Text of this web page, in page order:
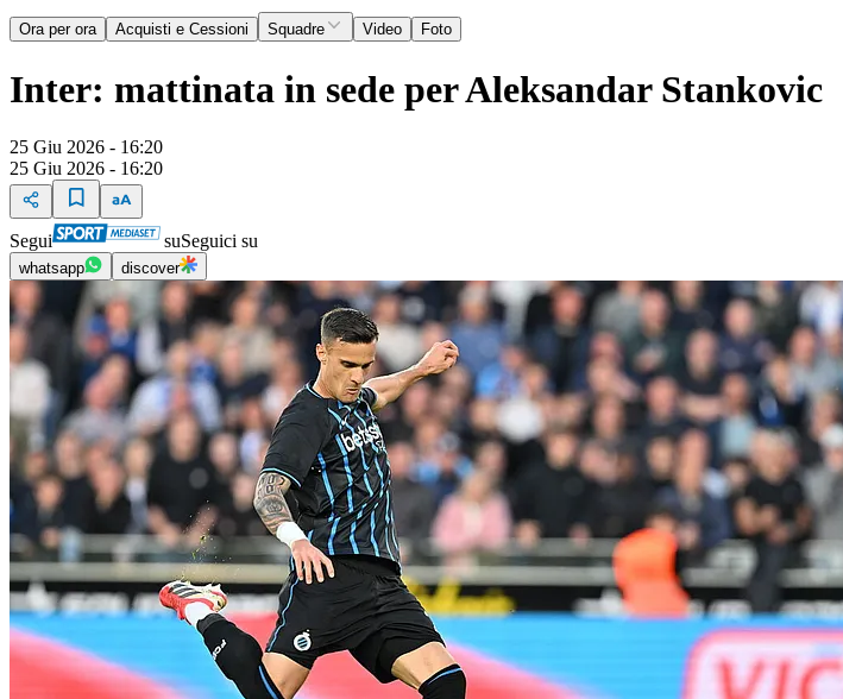
Ora per ora Acquisti e Cessioni Squadre Video Foto
Inter: mattinata in sede per Aleksandar Stankovic
25 Giu 2026 - 16:20
25 Giu 2026 - 16:20
Segui suSeguici su
whatsapp discover